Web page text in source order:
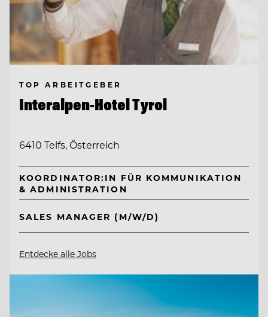
TOP ARBEITGEBER
Interalpen-Hotel Tyrol
6410 Telfs, Österreich
KOORDINATOR:IN FÜR KOMMUNIKATION
& ADMINISTRATION
SALES MANAGER (M/W/D)
Entdecke alle Jobs